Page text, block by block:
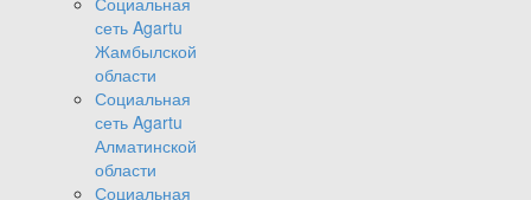
сеть Agartu
Жамбылской
области
Социальная
сеть Agartu
Алматинской
области
Социальная